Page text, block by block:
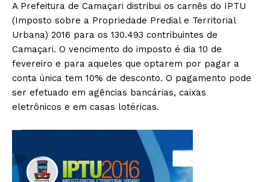
A Prefeitura de Camaçari distribui os carnês do IPTU
(Imposto sobre a Propriedade Predial e Territorial
Urbana) 2016 para os 130.493 contribuintes de
Camaçari. O vencimento do imposto é dia 10 de
fevereiro e para aqueles que optarem por pagar a
conta única tem 10% de desconto. O pagamento pode
ser efetuado em agências bancárias, caixas
eletrônicos e em casas lotéricas.